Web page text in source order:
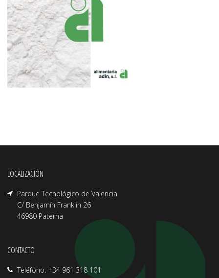
LOCALIZACIÓN
Parque Tecnológico de Valencia
C/ Benjamín Franklin 26
46980 Paterna
CONTACTO
Teléfono. +34 961 318 101